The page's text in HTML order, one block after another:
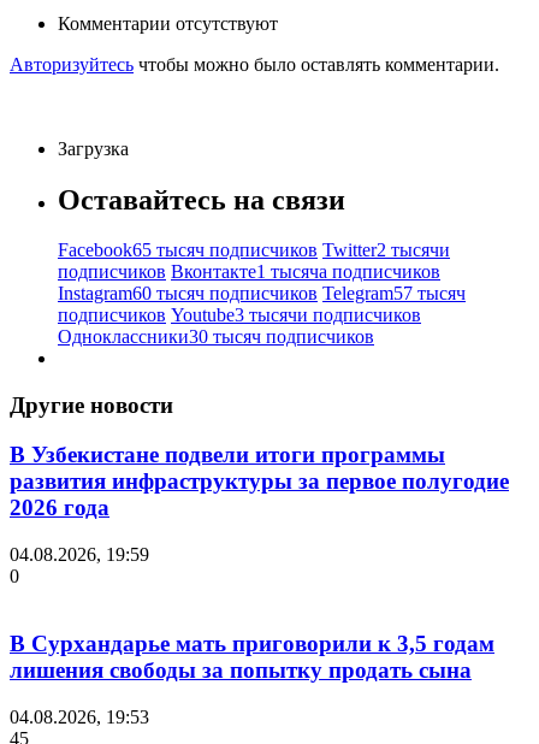
Комментарии отсутствуют
Авторизуйтесь чтобы можно было оставлять комментарии.
Загрузка
Оставайтесь на связи
Facebook65 тысяч подписчиков Twitter2 тысячи
подписчиков Вконтакте1 тысяча подписчиков
Instagram60 тысяч подписчиков Telegram57 тысяч
подписчиков Youtube3 тысячи подписчиков
Одноклассники30 тысяч подписчиков
Другие новости
В Узбекистане подвели итоги программы
развития инфраструктуры за первое полугодие
2026 года
04.08.2026, 19:59
0
В Сурхандарье мать приговорили к 3,5 годам
лишения свободы за попытку продать сына
04.08.2026, 19:53
45